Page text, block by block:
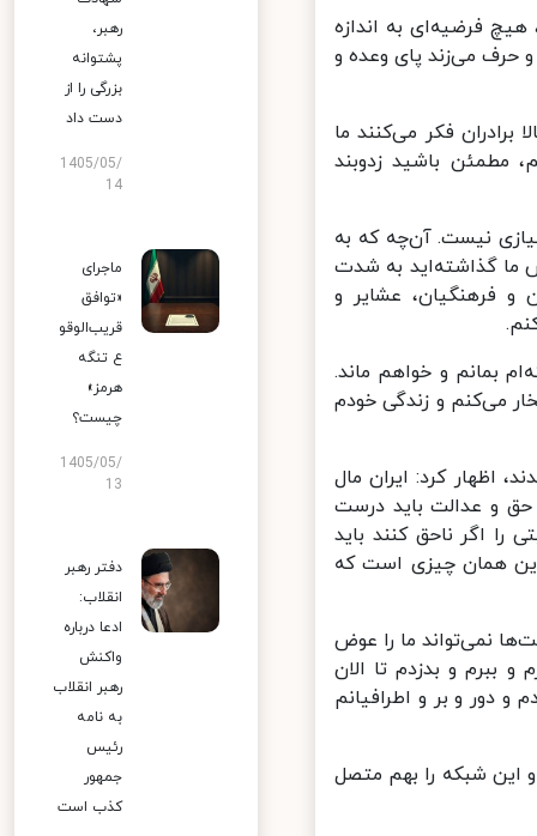
فرضیه‌ای به اندازه
می‌زند پای وعده و
فکر می‌کنند ما
مطمئن باشید زدوبند
نیست. آن‌چه که به
گذاشته‌اید به شدت
فرهنگیان، عشایر و
بمانم و خواهم ماند.
می‌کنم و زندگی خودم
اظهار کرد: ایران مال
و عدالت باید درست
اگر ناحق کنند باید
همان چیزی است که
نمی‌تواند ما را عوض
و بدزدم تا الان
دور و بر و اطرافیانم
شبکه را بهم متصل
رهبر،
پشتوانه
بزرگی را از
دست داد
1405/05/
14
ماجرای
«توافق
قریب‌الوقو
ع تنگه
هرمز»
چیست؟
1405/05/
13
دفتر رهبر
انقلاب:
ادعا درباره
واکنش
رهبر انقلاب
به نامه
رئیس
جمهور
کذب است